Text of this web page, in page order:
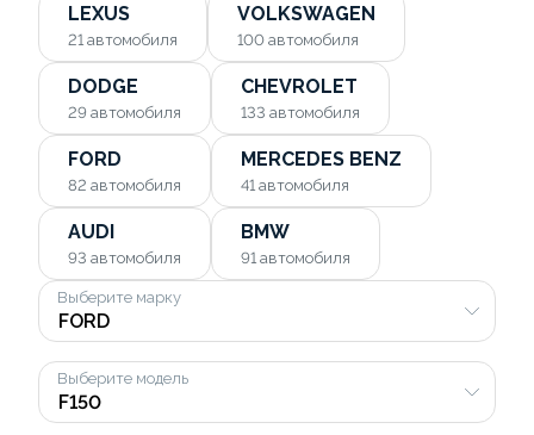
LEXUS
21 автомобиля
VOLKSWAGEN
100 автомобиля
DODGE
29 автомобиля
CHEVROLET
133 автомобиля
FORD
82 автомобиля
MERCEDES BENZ
41 автомобиля
AUDI
93 автомобиля
BMW
91 автомобиля
Выберите марку
Выберите модель